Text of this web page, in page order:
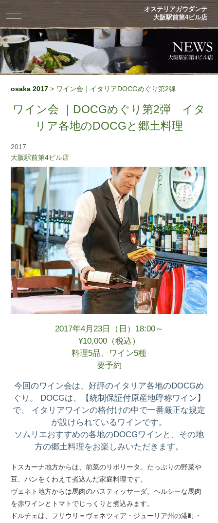
オステリアガウダンテ
大阪駅前第4ビル店
toggle
navigation
osaka 2017 > ワイン会｜イタリアDOCGめぐり第2弾
ワイン会 ｜DOCGめぐり第2弾 イタ
リア各地のDOCGと郷土料理
2017
大阪駅前第4ビル店
2017年4月23日（日）18:00～
¥10,000（税込）
料理5品、ワイン5種
要予約
今回のワイン会は、好評のイタリア各地のDOCGめ
ぐり。 DOCGは、【統制保証付原産地呼称ワイン】
で、 イタリアワインの格付けの中で一番厳正な規定
が設けられているワインです。
ソムリエおすすめの各地のDOCGワインと、その地
方の郷土料理をお楽しみいただきます。
トスカーナ地方からは、前菜のリボリータ。たっぷりの野菜や
豆、パンをくわえて煮込んだ家庭料理です。
ヴェネト地方からは馬肉のパスティッサーダ。ヘルシーな馬肉
を赤ワインとトマトでじっくりと煮込みます。
ドルチェは、フリウリ＝ヴェネツィア・ジューリア州の港町・